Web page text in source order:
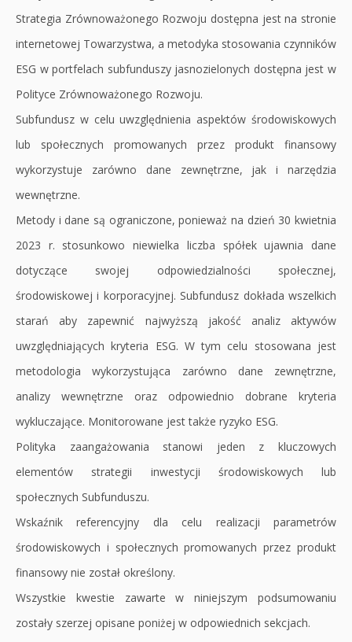
Strategia Zrównoważonego Rozwoju dostępna jest na stronie
internetowej Towarzystwa, a metodyka stosowania czynników
ESG w portfelach subfunduszy jasnozielonych dostępna jest w
Polityce Zrównoważonego Rozwoju.
Subfundusz w celu uwzględnienia aspektów środowiskowych
lub społecznych promowanych przez produkt finansowy
wykorzystuje zarówno dane zewnętrzne, jak i narzędzia
wewnętrzne.
Metody i dane są ograniczone, ponieważ na dzień 30 kwietnia
2023 r. stosunkowo niewielka liczba spółek ujawnia dane
dotyczące swojej odpowiedzialności społecznej,
środowiskowej i korporacyjnej. Subfundusz dokłada wszelkich
starań aby zapewnić najwyższą jakość analiz aktywów
uwzględniających kryteria ESG. W tym celu stosowana jest
metodologia wykorzystująca zarówno dane zewnętrzne,
analizy wewnętrzne oraz odpowiednio dobrane kryteria
wykluczające. Monitorowane jest także ryzyko ESG.
Polityka zaangażowania stanowi jeden z kluczowych
elementów strategii inwestycji środowiskowych lub
społecznych Subfunduszu.
Wskaźnik referencyjny dla celu realizacji parametrów
środowiskowych i społecznych promowanych przez produkt
finansowy nie został określony.
Wszystkie kwestie zawarte w niniejszym podsumowaniu
zostały szerzej opisane poniżej w odpowiednich sekcjach.